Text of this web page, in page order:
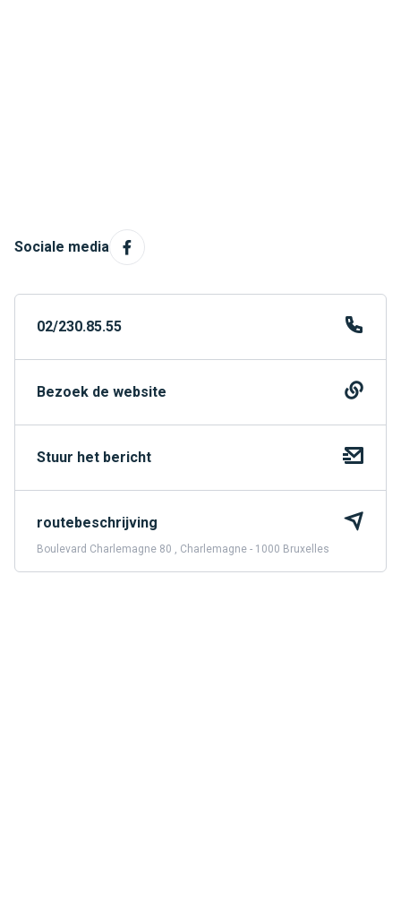
Sociale media
02/230.85.55
Bezoek de website
Stuur het bericht
routebeschrijving
Boulevard Charlemagne 80 , Charlemagne - 1000 Bruxelles